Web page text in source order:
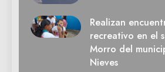
Realizan
recreativo en el
Morro del
Nieves